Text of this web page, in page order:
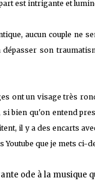
est intrigante et
aucun couple ne
son
ont un visage très
bien qu'on entend
il y a des encarts
que je mets ci-
ode à la musique